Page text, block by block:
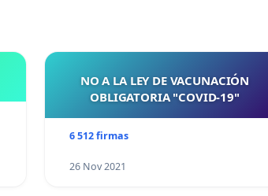
NO A LA LEY DE VACUNACIÓN
OBLIGATORIA "COVID-19"
6 512 firmas
26 Nov 2021